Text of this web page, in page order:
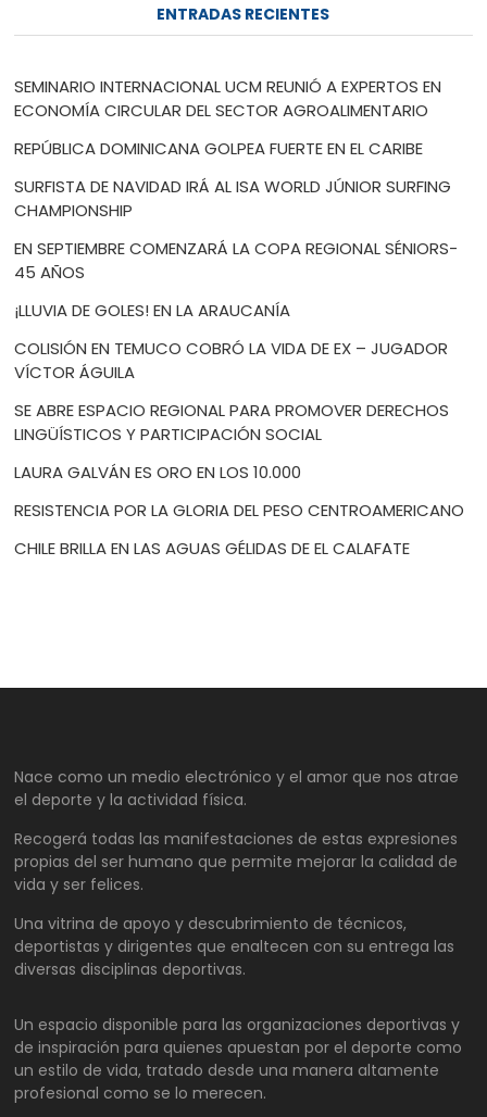
ENTRADAS RECIENTES
SEMINARIO INTERNACIONAL UCM REUNIÓ A EXPERTOS EN
ECONOMÍA CIRCULAR DEL SECTOR AGROALIMENTARIO
REPÚBLICA DOMINICANA GOLPEA FUERTE EN EL CARIBE
SURFISTA DE NAVIDAD IRÁ AL ISA WORLD JÚNIOR SURFING
CHAMPIONSHIP
EN SEPTIEMBRE COMENZARÁ LA COPA REGIONAL SÉNIORS-
45 AÑOS
¡LLUVIA DE GOLES! EN LA ARAUCANÍA
COLISIÓN EN TEMUCO COBRÓ LA VIDA DE EX – JUGADOR
VÍCTOR ÁGUILA
SE ABRE ESPACIO REGIONAL PARA PROMOVER DERECHOS
LINGÜÍSTICOS Y PARTICIPACIÓN SOCIAL
LAURA GALVÁN ES ORO EN LOS 10.000
RESISTENCIA POR LA GLORIA DEL PESO CENTROAMERICANO
CHILE BRILLA EN LAS AGUAS GÉLIDAS DE EL CALAFATE
Nace como un medio electrónico y el amor que nos atrae
el deporte y la actividad física.
Recogerá todas las manifestaciones de estas expresiones
propias del ser humano que permite mejorar la calidad de
vida y ser felices.
Una vitrina de apoyo y descubrimiento de técnicos,
deportistas y dirigentes que enaltecen con su entrega las
diversas disciplinas deportivas.
Un espacio disponible para las organizaciones deportivas y
de inspiración para quienes apuestan por el deporte como
un estilo de vida, tratado desde una manera altamente
profesional como se lo merecen.